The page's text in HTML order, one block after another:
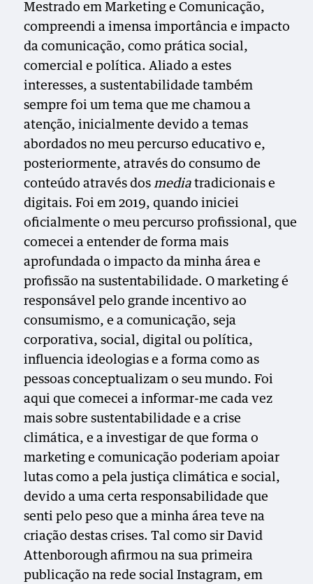
Mestrado em Marketing e Comunicação,
compreendi a imensa importância e impacto
da comunicação, como prática social,
comercial e política. Aliado a estes
interesses, a sustentabilidade também
sempre foi um tema que me chamou a
atenção, inicialmente devido a temas
abordados no meu percurso educativo e,
posteriormente, através do consumo de
conteúdo através dosmedia tradicionais e
digitais. Foi em 2019, quando iniciei
oficialmente o meu percurso profissional, que
comecei a entender de forma mais
aprofundada o impacto da minha área e
profissão na sustentabilidade. O marketing é
responsável pelo grande incentivo ao
consumismo, e a comunicação, seja
corporativa, social, digital ou política,
influencia ideologias e a forma como as
pessoas conceptualizam o seu mundo. Foi
aqui que comecei a informar-me cada vez
mais sobre sustentabilidade e a crise
climática, e a investigar de que forma o
marketing e comunicação poderiam apoiar
lutas como a pela justiça climática e social,
devido a uma certa responsabilidade que
senti pelo peso que a minha área teve na
criação destas crises. Tal como sir David
Attenborough afirmou na sua primeira
publicação na rede social Instagram, em